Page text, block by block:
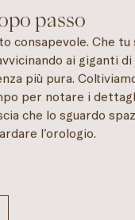
passo
consapevole. Che tu
ai giganti
più pura.
per notare i
che lo sguardo
l’orologio.